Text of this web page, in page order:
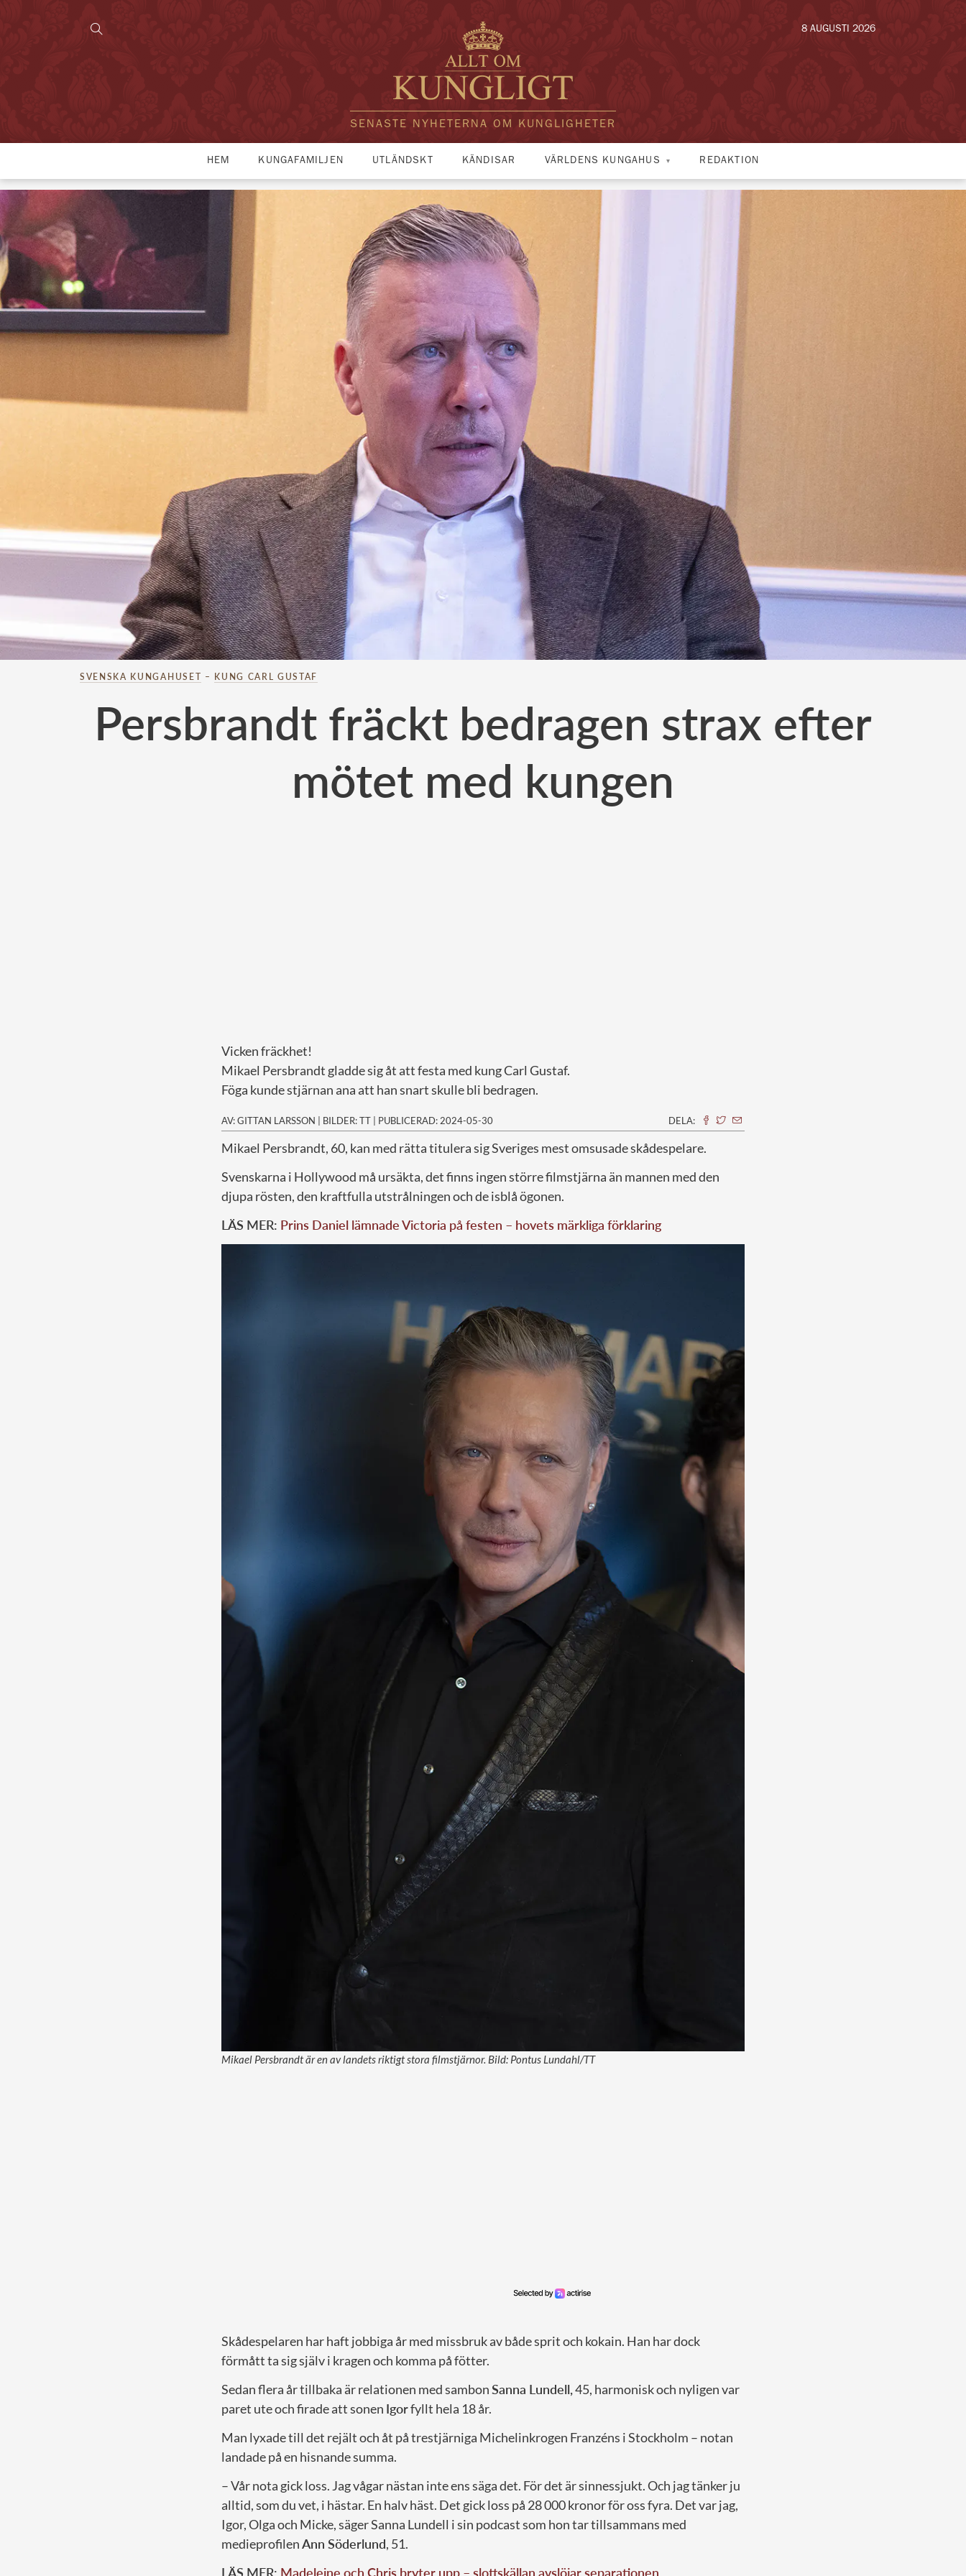
SENASTE NYHETERNA OM KUNGLIGHETER
8 AUGUSTI 2026
HEM KUNGAFAMILJEN UTLÄNDSKT KÄNDISAR VÄRLDENS KUNGAHUS REDAKTION
SVENSKA KUNGAHUSET – KUNG CARL GUSTAF
Persbrandt fräckt bedragen strax efter
mötet med kungen
Vicken fräckhet!
Mikael Persbrandt gladde sig åt att festa med kung Carl Gustaf.
Föga kunde stjärnan ana att han snart skulle bli bedragen.
AV: GITTAN LARSSON | BILDER: TT | PUBLICERAD: 2024-05-30 DELA:
Mikael Persbrandt, 60, kan med rätta titulera sig Sveriges mest omsusade skådespelare.
Svenskarna i Hollywood må ursäkta, det finns ingen större filmstjärna än mannen med den
djupa rösten, den kraftfulla utstrålningen och de isblå ögonen.
LÄS MER: Prins Daniel lämnade Victoria på festen – hovets märkliga förklaring
Mikael Persbrandt är en av landets riktigt stora filmstjärnor. Bild: Pontus Lundahl/TT
Skådespelaren har haft jobbiga år med missbruk av både sprit och kokain. Han har dock
förmått ta sig själv i kragen och komma på fötter.
Sedan flera år tillbaka är relationen med sambonSanna Lundell,45, harmonisk och nyligen var
paret ute och firade att sonen Igorfyllt hela 18 år.
Man lyxade till det rejält och åt på trestjärniga Michelinkrogen Franzéns i Stockholm – notan
landade på en hisnande summa.
– Vår nota gick loss. Jag vågar nästan inte ens säga det. För det är sinnessjukt. Och jag tänker ju
alltid, som du vet, i hästar. En halv häst. Det gick loss på 28 000 kronor för oss fyra. Det var jag,
Igor, Olga och Micke, säger Sanna Lundell i sin podcast som hon tar tillsammans med
medieprofilenAnn Söderlund, 51.
LÄS MER: Madeleine och Chris bryter upp – slottskällan avslöjar separationen